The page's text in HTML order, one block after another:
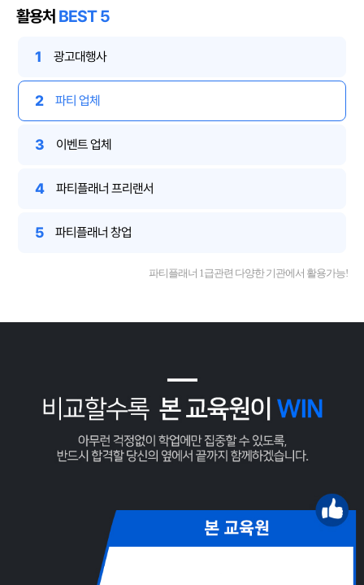
활용처 BEST 5
1 광고대행사
2 파티 업체
3 이벤트 업체
4 파티플래너 프리랜서
5 파티플래너 창업
파티플래너 1급관련 다양한 기관에서 활용가능!